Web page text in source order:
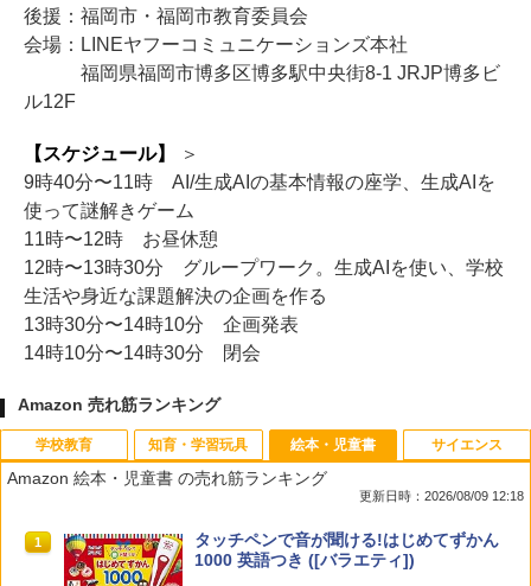
後援：福岡市・福岡市教育委員会
会場：LINEヤフーコミュニケーションズ本社
福岡県福岡市博多区博多駅中央街8-1 JRJP博多ビ
ル12F
【スケジュール】
＞
9時40分〜11時 AI/生成AIの基本情報の座学、生成AIを
使って謎解きゲーム
11時〜12時 お昼休憩
12時〜13時30分 グループワーク。生成AIを使い、学校
生活や身近な課題解決の企画を作る
13時30分〜14時10分 企画発表
14時10分〜14時30分 閉会
Amazon 売れ筋ランキング
学校教育
1 教育者のためのコーチング入門
知育・学習玩具
1
パイロット スイスイおえかき for Study
何回も書ける! れんしゅうボード ひらが
絵本・児童書
Amazon 絵本・児童書 の売れ筋ランキング
更新日時：2026/08/09 12:18
1
タッチペンで音が聞ける!はじめてずかん
1000 英語つき ([バラエティ])
サイエンス